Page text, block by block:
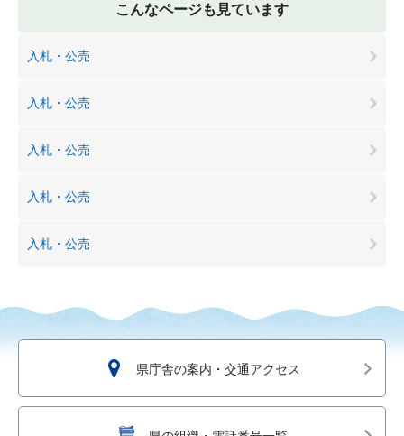
こんなページも見ています
入札・公売
入札・公売
入札・公売
入札・公売
入札・公売
県庁舎の案内・交通アクセス